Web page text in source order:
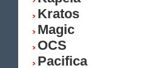
Kratos
Magic
OCS
Pacifica